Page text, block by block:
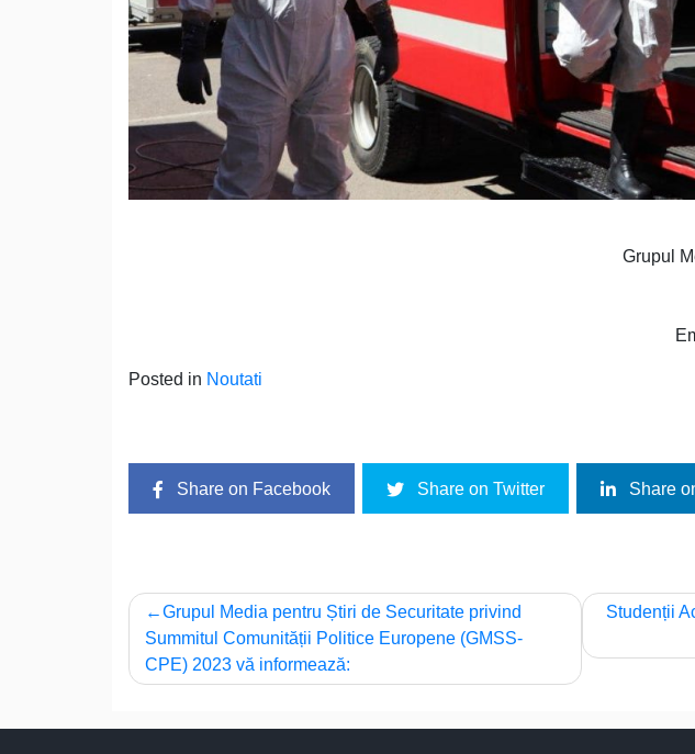
Grupul
Posted in Noutati
Share on Facebook Share on Twitter Share
Navigare
în
articole
Grupul Media pentru Știri de Securitate privind
Summitul Comunității Politice Europene (GMSS-
CPE) 2023 vă informează:
Studenții